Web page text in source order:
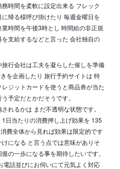
時間を柔軟に設定出来る フレック
帰る様呼び掛けたり 毎週金曜日を
時間を午後3時とし 時間給の非正規
支給するなどと言った 会社独自の
行会社は工夫を凝らした催しを準備
を企画したり 旅行予約サイトは 特
ジットカードを使うと商品券が当た
予定だとかだそうです。
れるかは まだ不透明な状態です。
日当たりの消費押し上げ効果を 135
費全体から見れば効果は限定的です
になる と言う点では意味がありそ
の一歩になる事を期待したいです。
電話並びにお伺いにて元気よく対応